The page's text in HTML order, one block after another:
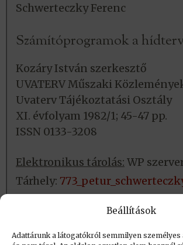
Beállítások
Adattárunk a látogatókról semmilyen
Schwerteczky Ferenc
Számítóprogramok a
Kozáry István szerkesztő
UVATERV Műszaki
Uvaterv Tájékoztatási Osztály
XI. évfolyam 1982/1; 45-47 pp.
ISSN 0133-3208
Elektronikus tárolás: WP
Tárhely:
Helye: NJSZT